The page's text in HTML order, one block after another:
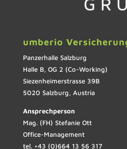
umberio
Panzerhalle Salzburg
Halle B, OG 2 (Co-Working)
Siezenheimerstrasse 39B
5020 Salzburg, Austria
Ansprechperson
Mag. (FH) Stefanie Ott
Office-Management
tel. +43 (0)664 13 56 317